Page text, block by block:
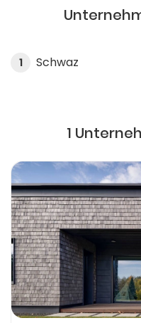
1 Schwaz
1